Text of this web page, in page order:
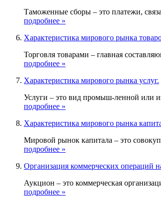
Таможенные сборы – это платежи,
подробнее »
Характеристика мирового рынка
Торговля товарами – главная
подробнее »
Характеристика мирового рынка услуг.
Услуги – это вид промыш-ленной или
подробнее »
Характеристика мирового рынка
Мировой рынок капитала – это
подробнее »
Организация коммерческих операций
Аукцион – это коммерческая
подробнее »